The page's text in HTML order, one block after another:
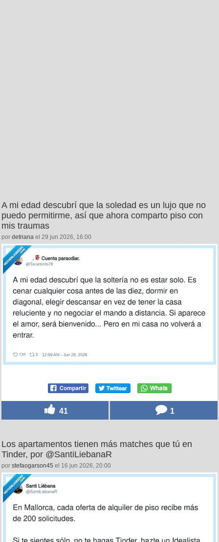
A mi edad descubrí que la soledad es un lujo que no
puedo permitirme, así que ahora comparto piso con
mis traumas
por detriana el 29 jun 2026, 16:00
41 1
Los apartamentos tienen más matches que tú en
Tinder, por @SantiLiebanaR
por stefaogarson45 el 16 jun 2026, 20:00